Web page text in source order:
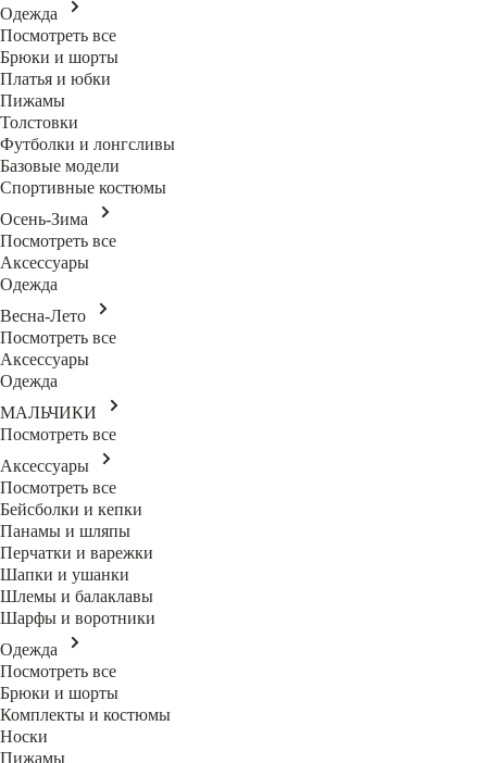
Одежда
Посмотреть все
Брюки и шорты
Платья и юбки
Пижамы
Толстовки
Футболки и лонгсливы
Базовые модели
Спортивные костюмы
Осень-Зима
Посмотреть все
Аксессуары
Одежда
Весна-Лето
Посмотреть все
Аксессуары
Одежда
МАЛЬЧИКИ
Посмотреть все
Аксессуары
Посмотреть все
Бейсболки и кепки
Панамы и шляпы
Перчатки и варежки
Шапки и ушанки
Шлемы и балаклавы
Шарфы и воротники
Одежда
Посмотреть все
Брюки и шорты
Комплекты и костюмы
Носки
Пижамы